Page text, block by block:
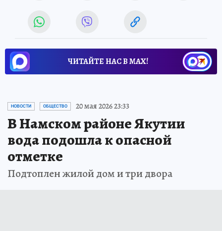
ЧИТАЙТЕ НАС В МАХ!
НОВОСТИ ОБЩЕСТВО 20 мая 2026 23:33
В Намском районе Якутии
вода подошла к опасной
отметке
Подтоплен жилой дом и три двора